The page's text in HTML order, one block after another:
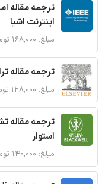
اینترنت اشیا
مبلغ: ۱۶۸,۰۰۰ تومان
ترجمه مقاله
مبلغ: ۱۲۸,۰۰۰ تومان
ترجمه مقاله
استوار
مبلغ: ۱۴۰,۰۰۰ تومان